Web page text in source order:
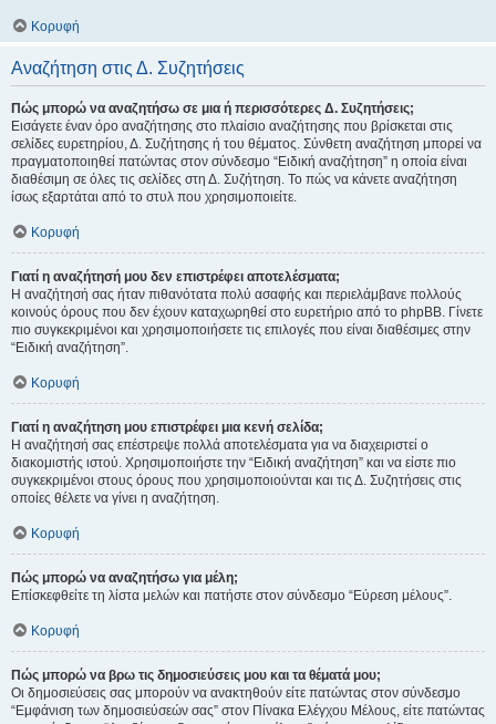
Κορυφή
Αναζήτηση στις Δ. Συζητήσεις
Πώς μπορώ να αναζητήσω σε μια ή περισσότερες Δ. Συζητήσεις;
Εισάγετε έναν όρο αναζήτησης στο πλαίσιο αναζήτησης που βρίσκεται στις
σελίδες ευρετηρίου, Δ. Συζήτησης ή του θέματος. Σύνθετη αναζήτηση μπορεί να
πραγματοποιηθεί πατώντας στον σύνδεσμο “Ειδική αναζήτηση” η οποία είναι
διαθέσιμη σε όλες τις σελίδες στη Δ. Συζήτηση. Το πώς να κάνετε αναζήτηση
ίσως εξαρτάται από το στυλ που χρησιμοποιείτε.
Κορυφή
Γιατί η αναζήτησή μου δεν επιστρέφει αποτελέσματα;
Η αναζήτησή σας ήταν πιθανότατα πολύ ασαφής και περιελάμβανε πολλούς
κοινούς όρους που δεν έχουν καταχωρηθεί στο ευρετήριο από το phpBB. Γίνετε
πιο συγκεκριμένοι και χρησιμοποιήσετε τις επιλογές που είναι διαθέσιμες στην
“Ειδική αναζήτηση”.
Κορυφή
Γιατί η αναζήτηση μου επιστρέφει μια κενή σελίδα;
Η αναζήτησή σας επέστρεψε πολλά αποτελέσματα για να διαχειριστεί ο
διακομιστής ιστού. Χρησιμοποιήστε την “Ειδική αναζήτηση” και να είστε πιο
συγκεκριμένοι στους όρους που χρησιμοποιούνται και τις Δ. Συζητήσεις στις
οποίες θέλετε να γίνει η αναζήτηση.
Κορυφή
Πώς μπορώ να αναζητήσω για μέλη;
Επίσκεφθείτε τη λίστα μελών και πατήστε στον σύνδεσμο “Εύρεση μέλους”.
Κορυφή
Πώς μπορώ να βρω τις δημοσιεύσεις μου και τα θέματά μου;
Οι δημοσιεύσεις σας μπορούν να ανακτηθούν είτε πατώντας στον σύνδεσμο
“Εμφάνιση των δημοσιεύσεών σας” στον Πίνακα Ελέγχου Μέλους, είτε πατώντας